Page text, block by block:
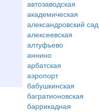
автозаводская
академическая
александровский сад
алексеевская
алтуфьево
аннино
арбатская
аэропорт
бабушкинская
багратионовская
баррикадная